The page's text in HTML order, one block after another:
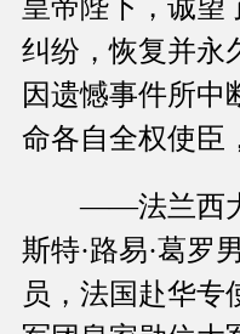
皇帝陛下，诚望
纠纷，恢复并永
因遗憾事件所中
命各自全权使臣
——法兰西大
斯特·路易·葛罗
员，法国赴华专